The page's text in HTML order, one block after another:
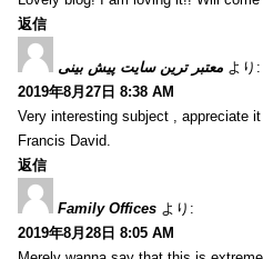
返信
معتبر ترین سایت پیش بینی より:
2019年8月27日 8:38 AM
Very interesting subject , appreciate
Francis David.
返信
Family Offices より:
2019年8月28日 8:05 AM